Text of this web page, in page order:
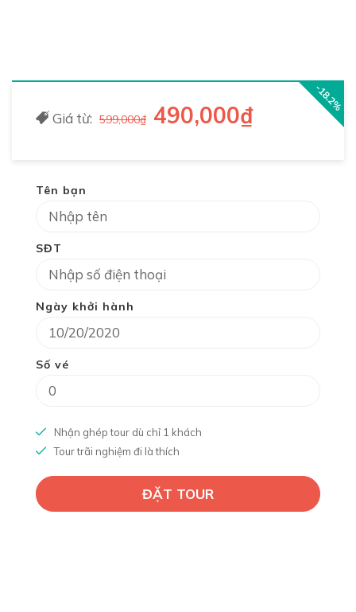
-18.2%
Giá từ: 599,000₫ 490,000₫
Tên bạn
SĐT
Ngày khởi hành
Số vé
Nhận ghép tour dù chỉ 1 khách
Tour trãi nghiệm đi là thích